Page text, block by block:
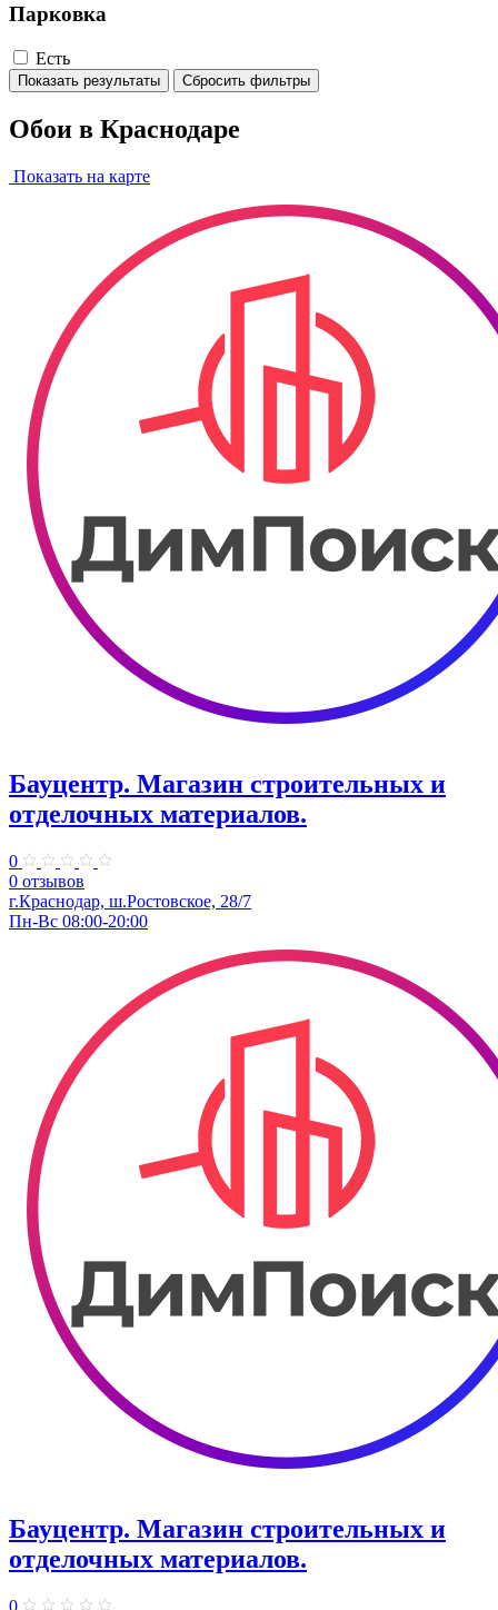
Парковка
Есть
Показать результаты Сбросить фильтры
Обои в Краснодаре
Показать на карте
Бауцентр. ​Магазин строительных и
отделочных материалов.
0
0 отзывов
г.Краснодар, ш.​Ростовское, 28/7
Пн-Вс 08:00-20:00
Бауцентр. ​Магазин строительных и
отделочных материалов.
0